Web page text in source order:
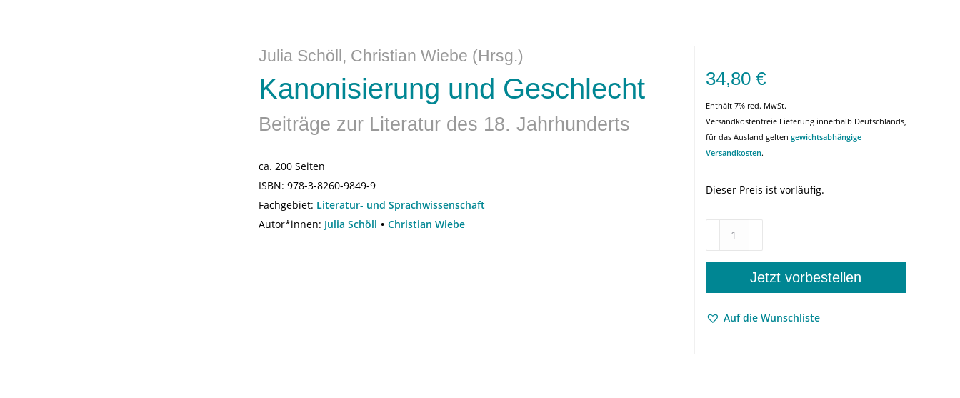
Julia Schöll, Christian Wiebe (Hrsg.)
Kanonisierung und Geschlecht
Beiträge zur Literatur des 18. Jahrhunderts
ca. 200 Seiten
ISBN:978-3-8260-9849-9
Fachgebiet: Literatur- und Sprachwissenschaft
Autor*innen: Julia Schöll Christian Wiebe
34,80 €
Enthält 7% red. MwSt.
Versandkostenfreie Lieferung innerhalb Deutschlands,
für das Ausland gelten gewichtsabhängige
Versandkosten.
Dieser Preis ist vorläufig.
Beiträge
Literatur
Jetzt vorbestellen
Auf die Wunschliste